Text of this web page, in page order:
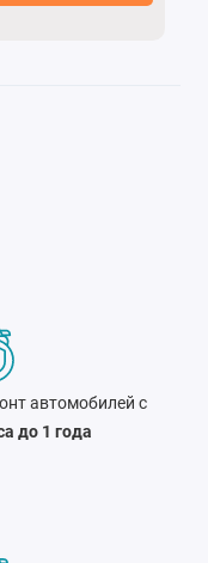
автомобилей с
до 1 года